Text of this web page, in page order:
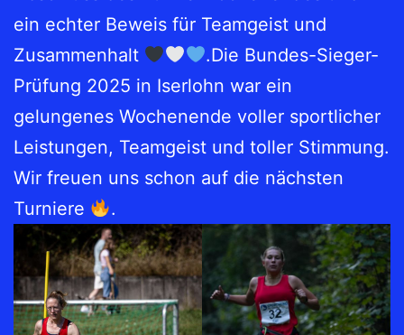
ein echter Beweis für Teamgeist und
Zusammenhalt
.Die Bundes-Sieger-
Prüfung 2025 in Iserlohn war ein
gelungenes Wochenende voller sportlicher
Leistungen, Teamgeist und toller Stimmung.
Wir freuen uns schon auf die nächsten
Turniere
.